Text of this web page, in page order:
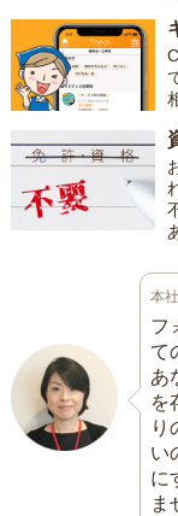
本
フ
て
あ
を
り
い
に
ま